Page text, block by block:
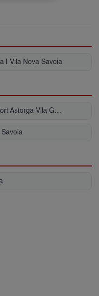
| Vila Nova Savoia
Condomínio Dialogo Home Resort Astorga Vila Guilhermina